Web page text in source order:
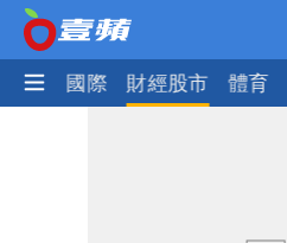
社會 國際 財經股市 體育